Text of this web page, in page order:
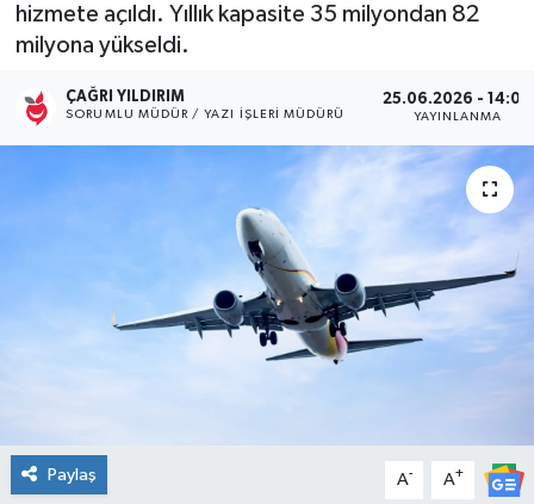
hizmete açıldı. Yıllık kapasite 35 milyondan 82
milyona yükseldi.
ÇAĞRI YILDIRIM
SORUMLU MÜDÜR / YAZI İŞLERI MÜDÜRÜ
25.06.2026 - 14:00
YAYINLANMA
Paylaş A- A+
Kültür Sanat
Magazin
Sağlık
Yaşam